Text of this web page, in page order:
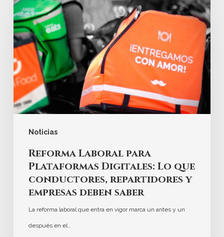
Noticias
Reforma Laboral para
Plataformas Digitales: Lo que
conductores, repartidores y
empresas deben saber
La reforma laboral que entra en vigor marca un antes y un
después en el…